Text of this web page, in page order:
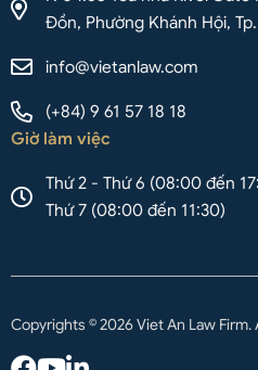
Đồn, Phường Khánh Hội,
info@vietanlaw.com
(+84) 9 61 57 18 18
Giờ làm việc
Thứ 2 - Thứ 6 (08:00 đến
Thứ 7 (08:00 đến 11:30)
Copyrights © 2026 Viet An Law